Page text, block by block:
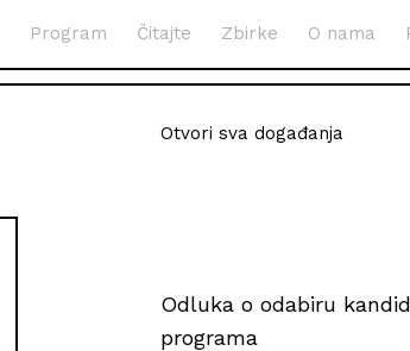
Program Čitajte Zbirke O nama
Otvori sva događanja
Odluka o odabiru
programa